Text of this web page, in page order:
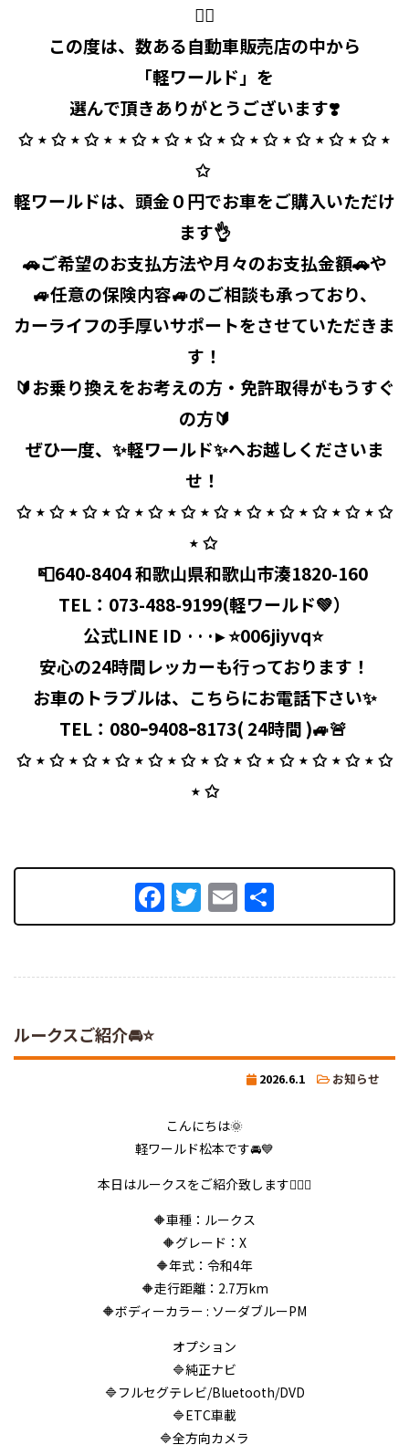
🧞‍♂️
この度は、数ある自動車販売店の中から
「軽ワールド」を
選んで頂きありがとうございます❣️
✩ ⋆ ✩ ⋆ ✩ ⋆ ⋆ ✩ ⋆ ✩ ⋆ ✩ ⋆ ✩ ⋆ ✩ ⋆ ✩ ⋆ ✩ ⋆ ✩ ⋆
✩ ⁡
軽ワールドは、頭金０円でお車をご購入いただけ
ます👌
🚗ご希望のお支払方法や月々のお支払金額🚗や
🚙任意の保険内容🚙のご相談も承っており、
カーライフの手厚いサポートをさせていただきま
す！
🔰お乗り換えをお考えの方・免許取得がもうすぐ
の方🔰
ぜひ一度、✨軽ワールド✨へお越しくださいま
せ！ ⁡
✩ ⋆ ✩ ⋆ ✩ ⋆ ✩ ⋆ ✩ ⋆ ✩ ⋆ ✩ ⋆ ✩ ⋆ ✩ ⋆ ✩ ⋆ ✩ ⋆ ✩
⋆ ✩ ⁡
📮640-8404 和歌山県和歌山市湊1820-160 ⁡
TEL： 073-488-9199(軽ワールド💚）
公式LINE ID ···▸ ⭐️006jiyvq⭐️ ⁡
安心の24時間レッカーも行っております！
お車のトラブルは、こちらにお電話下さい✨
TEL：080ｰ9408ｰ8173( 24時間 )🚙🚨 ⁡
✩ ⋆ ✩ ⋆ ✩ ⋆ ✩ ⋆ ✩ ⋆ ✩ ⋆ ✩ ⋆ ✩ ⋆ ✩ ⋆ ✩ ⋆ ✩ ⋆ ✩
⋆ ✩
Facebook
Twitter
Email
有
ルークスご紹介🚘⭐
2026.6.1 お知らせ
こんにちは🌞
軽ワールド松本です🚘💙
本日はルークスをご紹介致します💁‍♂️✨
🔶車種：ルークス
🔶グレード：X
🔶年式：令和4年
🔶走行距離：2.7万km
🔶ボディーカラー : ソーダブルーPM
オプション
🔷純正ナビ
🔷フルセグテレビ/Bluetooth/DVD
🔷ETC車載
🔷全方向カメラ